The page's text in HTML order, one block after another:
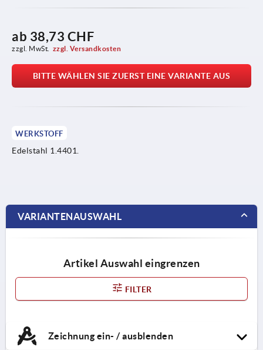
ab 38,73 CHF
zzgl. MwSt. zzgl. Versandkosten
BITTE WÄHLEN SIE ZUERST EINE VARIANTE AUS
WERKSTOFF
Edelstahl 1.4401.
VARIANTENAUSWAHL
Artikel Auswahl eingrenzen
FILTER
Zeichnung ein- / ausblenden